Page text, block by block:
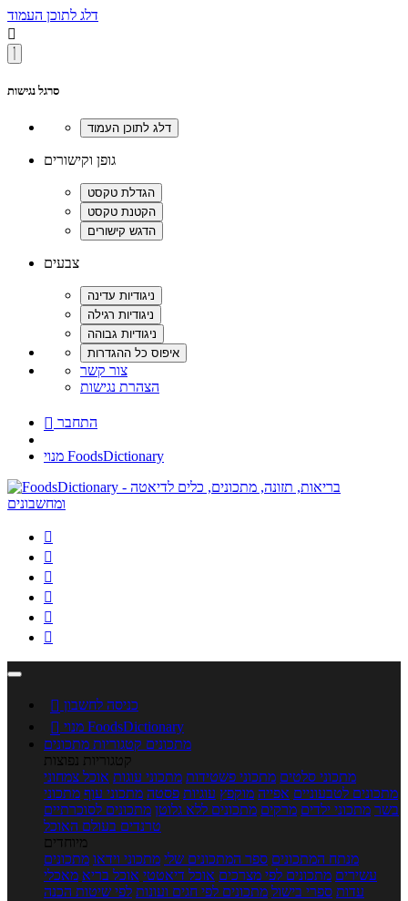
דלג לתוכן העמוד

סרגל נגישות
גופן וקישורים
צבעים
צור קשר
הצהרת נגישות
 התחבר
מנוי FoodsDictionary






 כניסה לחשבון

מנוי FoodsDictionary
מתכונים קטגוריות מתכונים
קטגוריות נפוצות
מתכוני סלטים מתכוני פשטידות מתכוני עוגות אוכל צמחוני
מתכונים לטבעוניים אפייה מוקפץ עוגיות פסטה מתכוני עוף מתכוני
בשר מתכוני ילדים מרקים מתכונים ללא גלוטן מתכונים לסוכרתיים
טרנדים בעולם האוכל
מיוחדים
מנתח המתכונים ספר המתכונים שלי מתכוני וידאו מתכונים
עשירים מתכונים לפי מצרכים אוכל דיאטטי אוכל בריא מאכלי
עדות ספרי בישול מתכונים לפי חגים ועונות לפי שיטות הכנה